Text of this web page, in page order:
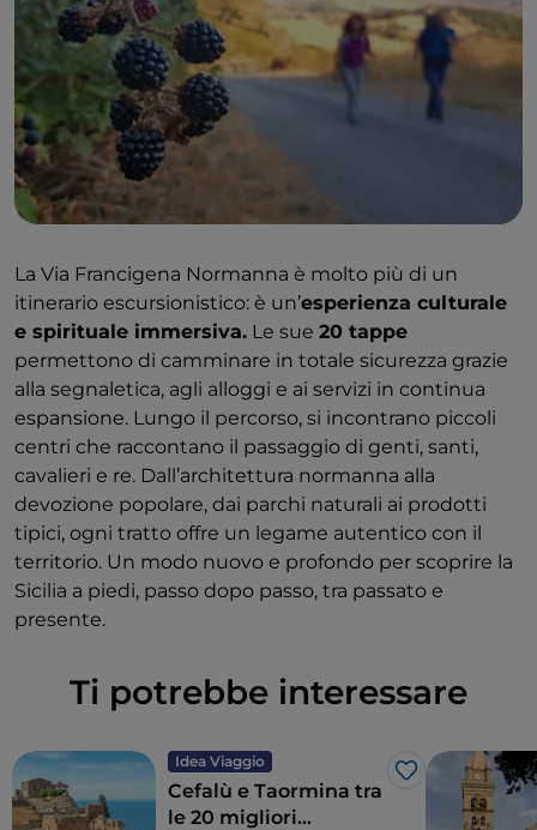
La Via Francigena Normanna è molto più di un
itinerario escursionistico: è un’esperienza culturale
e spirituale immersiva. Le sue 20 tappe
permettono di camminare in totale sicurezza grazie
alla segnaletica, agli alloggi e ai servizi in continua
espansione. Lungo il percorso, si incontrano piccoli
centri che raccontano il passaggio di genti, santi,
cavalieri e re. Dall’architettura normanna alla
devozione popolare, dai parchi naturali ai prodotti
tipici, ogni tratto offre un legame autentico con il
territorio. Un modo nuovo e profondo per scoprire la
Sicilia a piedi, passo dopo passo, tra passato e
presente.
Ti potrebbe interessare
Idea Viaggio
Like
Cefalù e Taormina tra
le 20 migliori